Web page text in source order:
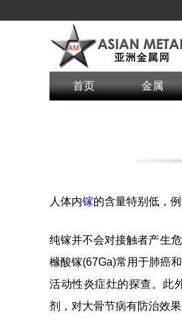
首页 金属
人体内镓的含量特别低，
纯镓并不会对接触者产生
橼酸镓(67Ga)常用于肺癌
活动性炎症灶的探查。此
剂，对大骨节病有防治效果